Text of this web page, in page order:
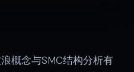
概念与SMC结构分析有